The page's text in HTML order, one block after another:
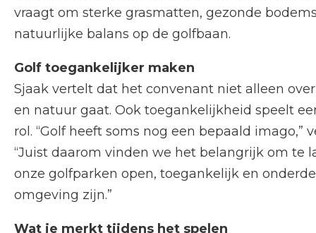
vraagt om sterke grasmatten, gezonde
natuurlijke balans op de golfbaan.
Golf toegankelijker maken
Sjaak vertelt dat het convenant niet alleen
en natuur gaat. Ook toegankelijkheid speelt
rol. “Golf heeft soms nog een bepaald imago,”
“Juist daarom vinden we het belangrijk om te
onze golfparken open, toegankelijk en
omgeving zijn.”
Wat je merkt tijdens het spelen